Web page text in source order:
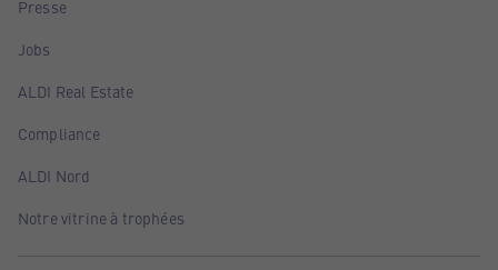
Presse
Jobs
ALDI Real Estate
Compliance
ALDI Nord
Notre vitrine à trophées